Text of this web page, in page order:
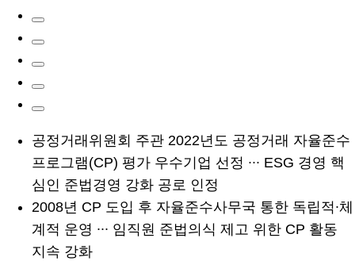
공정거래위원회 주관 2022년도 공정거래 자율준수
프로그램(CP) 평가 우수기업 선정 ∙∙∙ ESG 경영 핵
심인 준법경영 강화 공로 인정
2008년 CP 도입 후 자율준수사무국 통한 독립적∙체
계적 운영 ∙∙∙ 임직원 준법의식 제고 위한 CP 활동
지속 강화